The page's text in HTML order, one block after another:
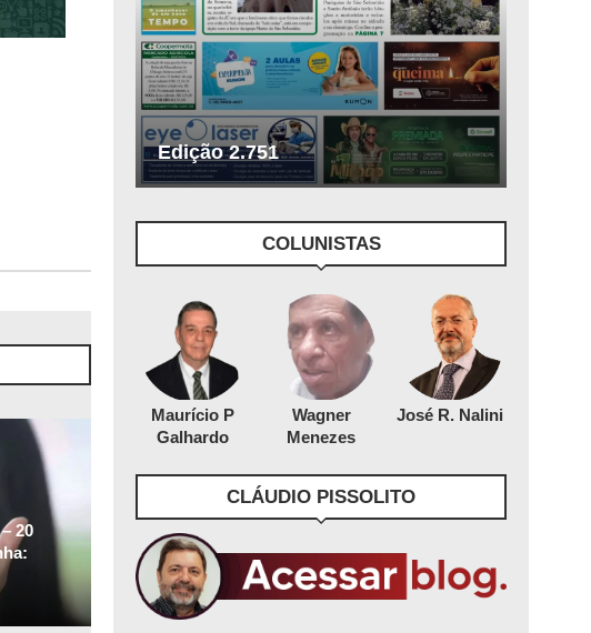
20
Edição 2.751
COLUNISTAS
Maurício P
Galhardo
Wagner
Menezes
José R. Nalini
CLÁUDIO PISSOLITO